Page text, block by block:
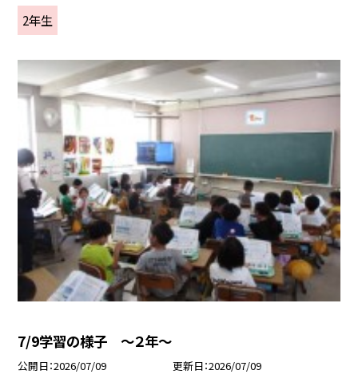
2年生
7/9学習の様子 ～２年～
公開日 2026/07/09 更新日 2026/07/09